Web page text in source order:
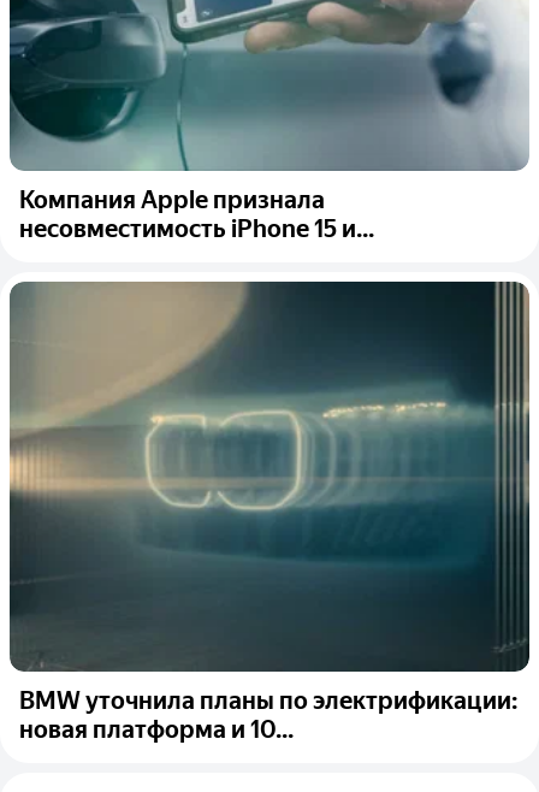
Компания Apple признала
несовместимость iPhone 15 и...
BMW уточнила планы по электрификации:
новая платформа и 10...